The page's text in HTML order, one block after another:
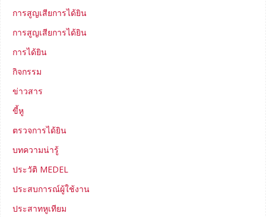
การสูญเสียการได้ยิน
การสูญเสียการได้ยิน
การได้ยิน
กิจกรรม
ข่าวสาร
ขี้หู
ตรวจการได้ยิน
บทความน่ารู้
ประวัติ MEDEL
ประสบการณ์ผู้ใช้งาน
ประสาทหูเทียม